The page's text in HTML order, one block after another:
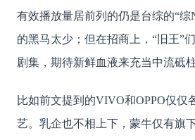
有效播放量居前列的仍是台综的“综
的黑马太少；但在招商上，“旧王”
剧集，期待新鲜血液来充当中流砥柱
比如前文提到的VIVO和OPPO仅仅
艺。乳企也不相上下，蒙牛仅有旗